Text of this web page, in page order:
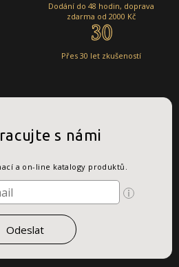
Dodání do 48 hodin, doprava
zdarma od 2000 Kč
Přes 30 let zkušeností
s námi
a on-line katalogy produktů.